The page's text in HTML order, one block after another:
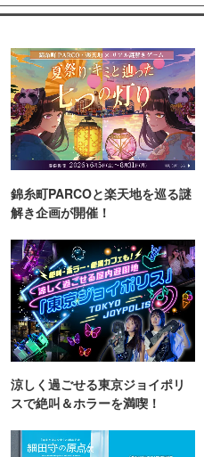
錦糸町PARCOと楽天地を巡る謎
解き企画が開催！
涼しく過ごせる東京ジョイポリ
スで絶叫＆ホラーを満喫！